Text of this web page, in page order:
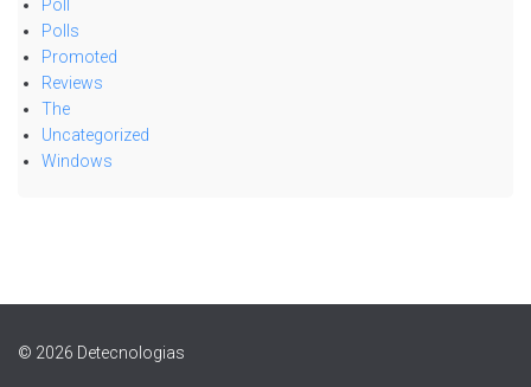
Poll
Polls
Promoted
Reviews
The
Uncategorized
Windows
© 2026 Detecnologias